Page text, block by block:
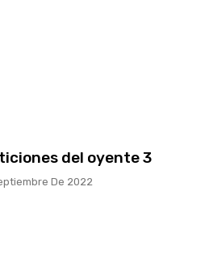
del oyente 3
De 2022